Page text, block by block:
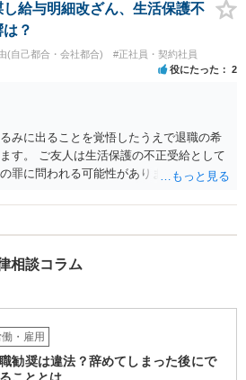
給与明細改ざん、生活保護不
？
(自己都合・会社都合) #正社員・契約社員
役にたった 2
みに出ることを覚悟したうえで退職の希
す。 ご友人は生活保護の不正受給として
罪に問われる可能性がありますが、感覚
。
相談コラム
・雇用
勧奨は違法？辞めてしまった後にで
こととは